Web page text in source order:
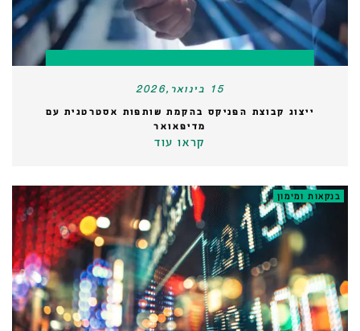
15 בינואר,2026
ייצוג קבוצת הפניקס בהקמת שותפות אסטרטגית עם
מדיפאואר
קראו עוד
בנקאות ומימון